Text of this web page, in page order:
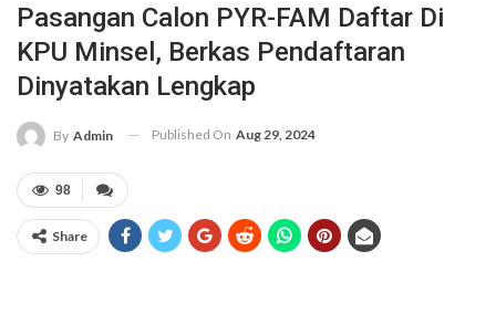
Pasangan Calon PYR-FAM Daftar Di
KPU Minsel, Berkas Pendaftaran
Dinyatakan Lengkap
By Admin Published On Aug 29, 2024
98
Share